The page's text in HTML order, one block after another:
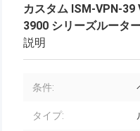
カスタム ISM-VPN-39
3900 シリーズルータ
説明
条件:
タイプ: